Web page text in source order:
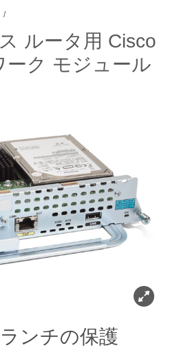
ルータ用 Cisco
ーク モジュール
ンチの保護